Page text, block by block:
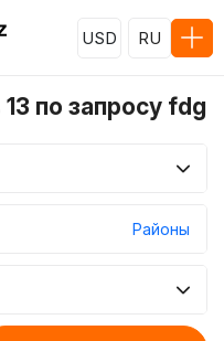
USD RU
по запросу fdg
Районы